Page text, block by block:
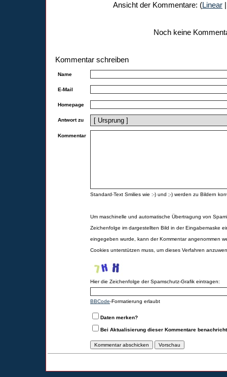
Ansicht der Kommentare: (Linear
Noch keine
Kommentar schreiben
Name
E-Mail
Homepage
Antwort zu
Kommentar
Standard-Text Smilies wie :-) und ;-) werden zu Bildern
Um maschinelle und automatische Übertragung von
Zeichenfolge im dargestellten Bild in der Eingabemaske
eingegeben wurde, kann der Kommentar angenommen
Cookies unterstützen muss, um dieses Verfahren
Hier die Zeichenfolge der Spamschutz-Grafik eintragen:
BBCode-Formatierung erlaubt
Daten merken?
Bei Aktualisierung dieser Kommentare